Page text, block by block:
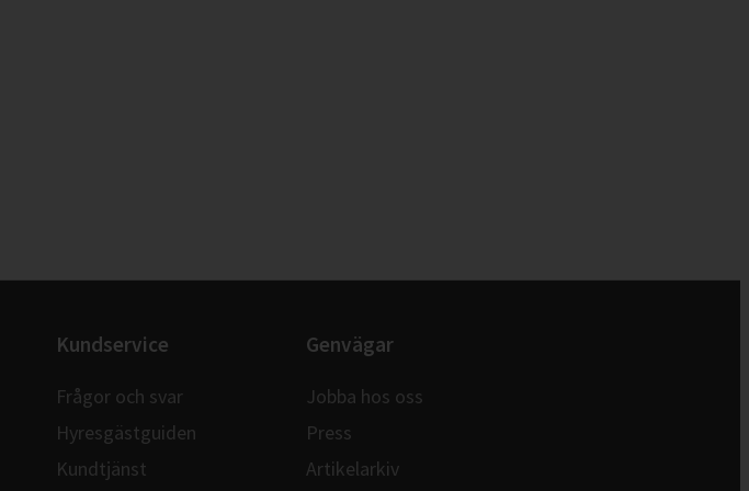
Kundservice
Frågor och svar
Hyresgästguiden
Kundtjänst
Genvägar
Jobba hos oss
Press
Artikelarkiv